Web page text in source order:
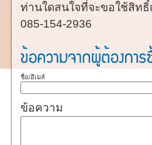
ท่านใดสนใจที่จะขอใช้สิท
085-154-2936
ชื่อ/อีเมล์
ข้อความ